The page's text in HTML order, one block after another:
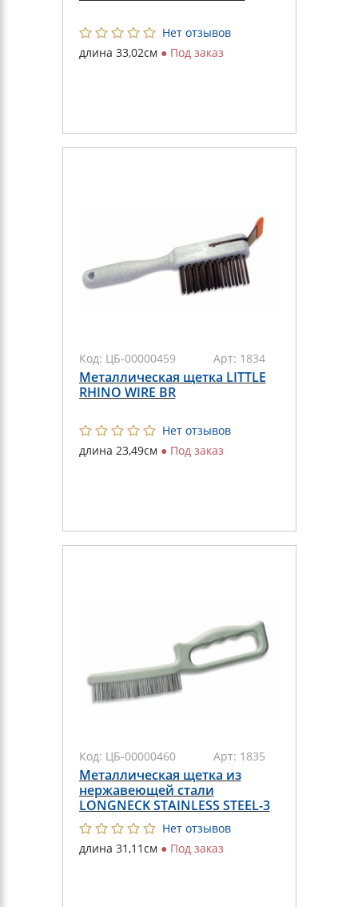
Нет отзывов
длина 33,02см ● Под заказ
Код: ЦБ-00000459 Арт: 1834
Металлическая щетка LITTLE
RHINO WIRE BR
Нет отзывов
длина 23,49см ● Под заказ
Код: ЦБ-00000460 Арт: 1835
Металлическая щетка из
нержавеющей стали
LONGNECK STAINLESS STEEL-3
Нет отзывов
длина 31,11см ● Под заказ